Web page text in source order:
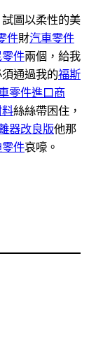
圖以柔性的美
件財汽車零件
件兩個，給我
通過我的福斯
零件進口商
絲絲帶困住，
器改良版他那
件哀嚎。